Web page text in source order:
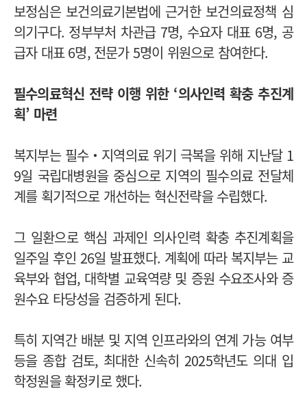
보정심은 보건의료기본법에 근거한 보건의료정책 심
의기구다. 정부부처 차관급 7명, 수요자 대표 6명, 공
급자 대표 6명, 전문가 5명이 위원으로 참여한다.
필수의료혁신 전략 이행 위한 ‘의사인력 확충 추진계
획’ 마련
복지부는 필수‧지역의료 위기 극복을 위해 지난달 1
9일 국립대병원을 중심으로 지역의 필수의료 전달체
계를 획기적으로 개선하는 혁신전략을 수립했다.
그 일환으로 핵심 과제인 의사인력 확충 추진계획을
일주일 후인 26일 발표했다. 계획에 따라 복지부는 교
육부와 협업, 대학별 교육역량 및 증원 수요조사와 증
원수요 타당성을 검증하게 된다.
특히 지역간 배분 및 지역 인프라와의 연계 가능 여부
등을 종합 검토, 최대한 신속히 2025학년도 의대 입
학정원을 확정키로 했다.